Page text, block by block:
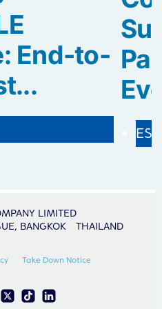
End-to-
ESG
LIMITED
BANGKOK THAILAND
Take Down Notice